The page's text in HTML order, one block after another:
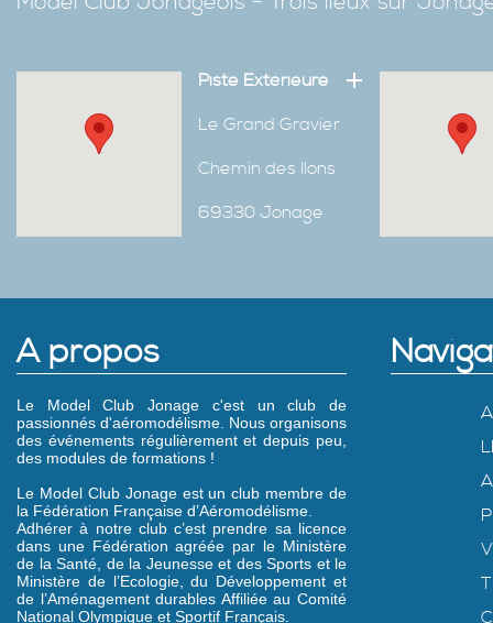
Piste Extérieure
Le Grand Gravier
Chemin des Ilons
69330 Jonage
A propos
Le Model Club Jonage c'est un club de
passionnés d'aéromodélisme. Nous organisons
des événements régulièrement et depuis peu,
des modules de formations !
Le Model Club Jonage est un club membre de
la Fédération Française d’Aéromodélisme.
Adhérer à notre club c’est prendre sa licence
dans une Fédération agréée par le Ministère
de la Santé, de la Jeunesse et des Sports et le
Ministère de l’Ecologie, du Développement et
de l’Aménagement durables Affiliée au Comité
National Olympique et Sportif Français.